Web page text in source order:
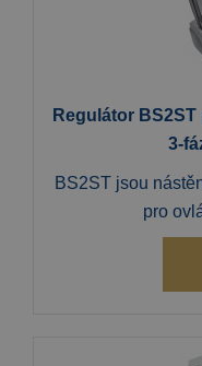
Regulátor
3-
BS2ST jsou
pro